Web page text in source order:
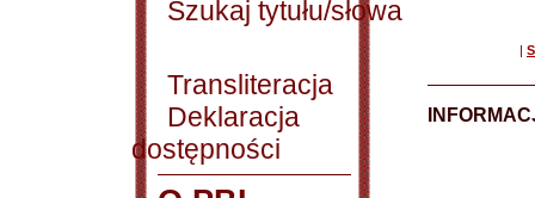
Szukaj tytułu/słowa
Transliteracja
Deklaracja
dostępności
|